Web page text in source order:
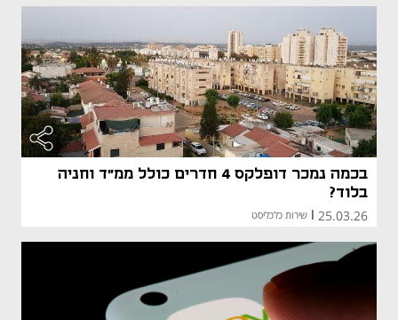
בכמה נמכר דופלקס 4 חדרים כולל ממ"ד וחניה
בלוד?
25.03.26 שירות כלכליסט